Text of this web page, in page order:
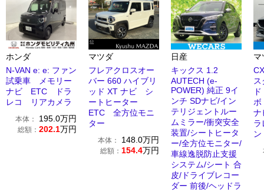
ホンダ
N-VAN e: e: ファン
試乗車 メモリー
ナビ ETC ドラ
レコ リアカメラ
本体： 195.0万円
総額： 202.1万円
マツダ
フレアクロスオー
バー 660 ハイブリ
ッド XT ナビ シ
ートヒーター
ETC 全方位モニ
ター
本体： 148.0万円
総額： 154.4万円
日産
キックス 1.2
AUTECH (e-
POWER) 純正 9イ
ンチ SDナビ/イン
テリジェントルー
ムミラー/衝突安全
装置/シートヒータ
ー/全方位モニター/
車線逸脱防止支援
システム/シート 合
皮/ドライブレコー
ダー 前後/ヘッドラ
マ
ボ
ン